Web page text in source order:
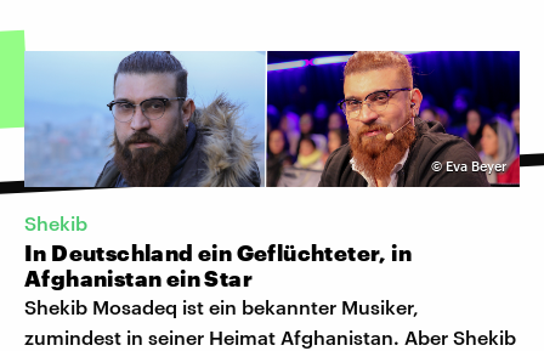
©Eva Beyer
Shekib
In Deutschland ein Geflüchteter, in
Afghanistan ein Star
Shekib Mosadeq ist ein bekannter Musiker,
zumindest in seiner Heimat Afghanistan. Aber Shekib